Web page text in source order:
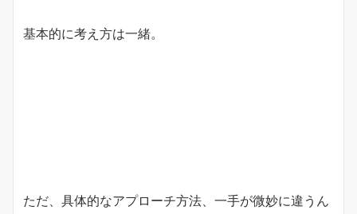
基本的に考え方は一緒。
ただ、具体的なアプローチ方法、一手が微妙に違うん